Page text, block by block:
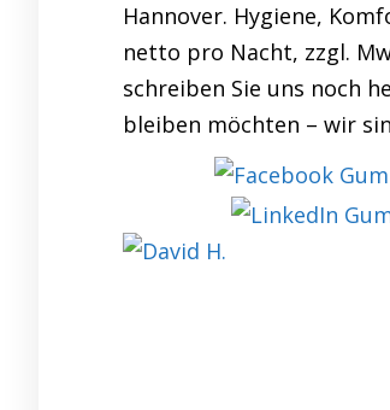
Hannover. Hygiene,
netto pro Nacht, zzgl.
schreiben Sie uns noch
bleiben möchten – wir